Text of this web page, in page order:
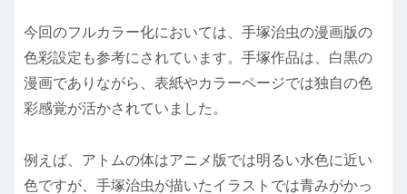
今回のフルカラー化においては、手塚治虫の漫画版の
色彩設定も参考にされています。手塚作品は、白黒の
漫画でありながら、表紙やカラーページでは独自の色
彩感覚が活かされていました。
例えば、アトムの体はアニメ版では明るい水色に近い
色ですが、手塚治虫が描いたイラストでは青みがかっ